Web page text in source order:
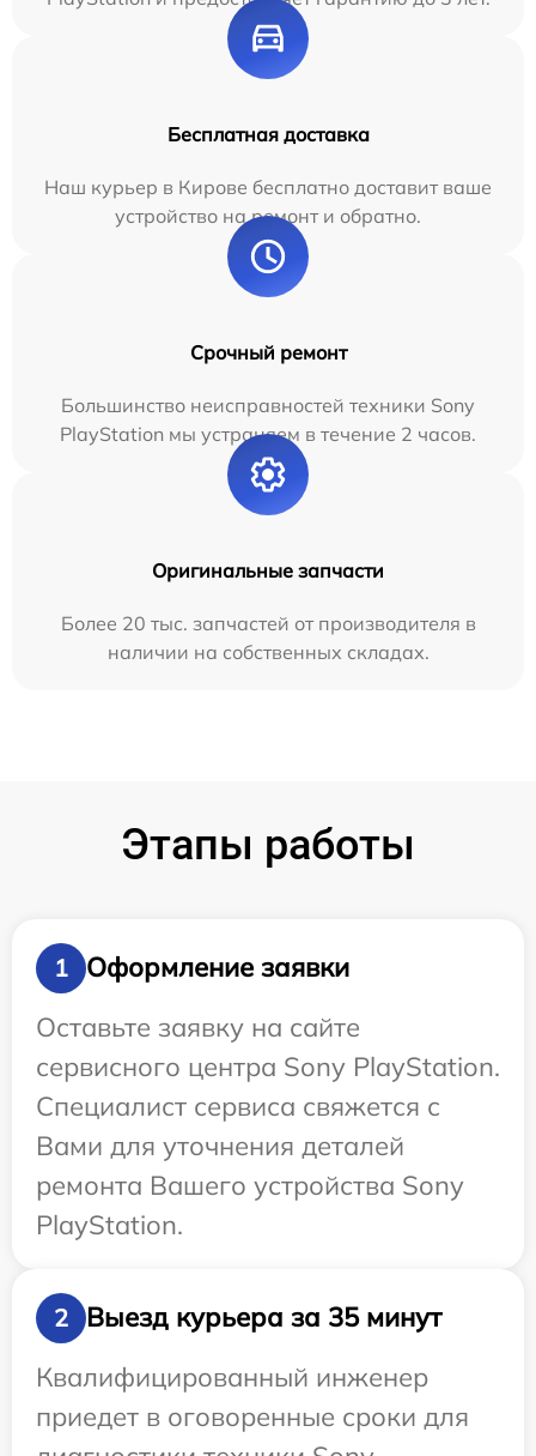
Бесплатная доставка
Наш курьер в Кирове бесплатно доставит ваше
устройство на ремонт и обратно.
Срочный ремонт
Большинство неисправностей техники Sony
PlayStation мы устраняем в течение 2 часов.
Оригинальные запчасти
Более 20 тыс. запчастей от производителя в
наличии на собственных складах.
Этапы работы
1
Оформление заявки
Оставьте заявку на сайте
сервисного центра Sony PlayStation.
Специалист сервиса свяжется с
Вами для уточнения деталей
ремонта Вашего устройства Sony
PlayStation.
2
Выезд курьера за 35 минут
Квалифицированный инженер
приедет в оговоренные сроки для